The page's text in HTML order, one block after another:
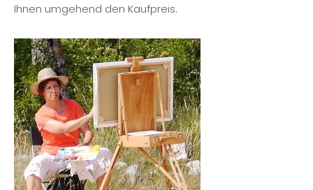
Ihnen umgehend den Kaufpreis.